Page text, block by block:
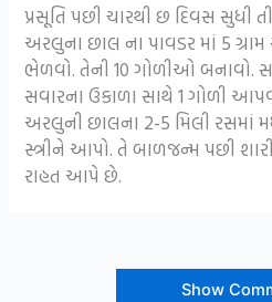
પ્રસૂતિ પછી ચારથી છ દિવસ સુધી
અરલુના છાલ ના પાવડર માં 5
ભેળવો. તેની 10 ગોળીઓ બનાવો.
સવારના ઉકાળા સાથે 1 ગોળી
અરલુની છાલના 2-5 મિલી રસમાં
સ્ત્રીને આપો. તે બાળજન્મ પછી
રાહત આપે છે.
Show